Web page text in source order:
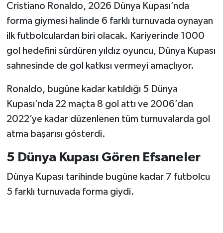
Cristiano Ronaldo, 2026 Dünya Kupası’nda
forma giymesi halinde 6 farklı turnuvada oynayan
ilk futbolculardan biri olacak. Kariyerinde 1000
gol hedefini sürdüren yıldız oyuncu, Dünya Kupası
sahnesinde de gol katkısı vermeyi amaçlıyor.
Ronaldo, bugüne kadar katıldığı 5 Dünya
Kupası’nda 22 maçta 8 gol attı ve 2006’dan
2022’ye kadar düzenlenen tüm turnuvalarda gol
atma başarısı gösterdi.
5 Dünya Kupası Gören Efsaneler
Dünya Kupası tarihinde bugüne kadar 7 futbolcu
5 farklı turnuvada forma giydi.